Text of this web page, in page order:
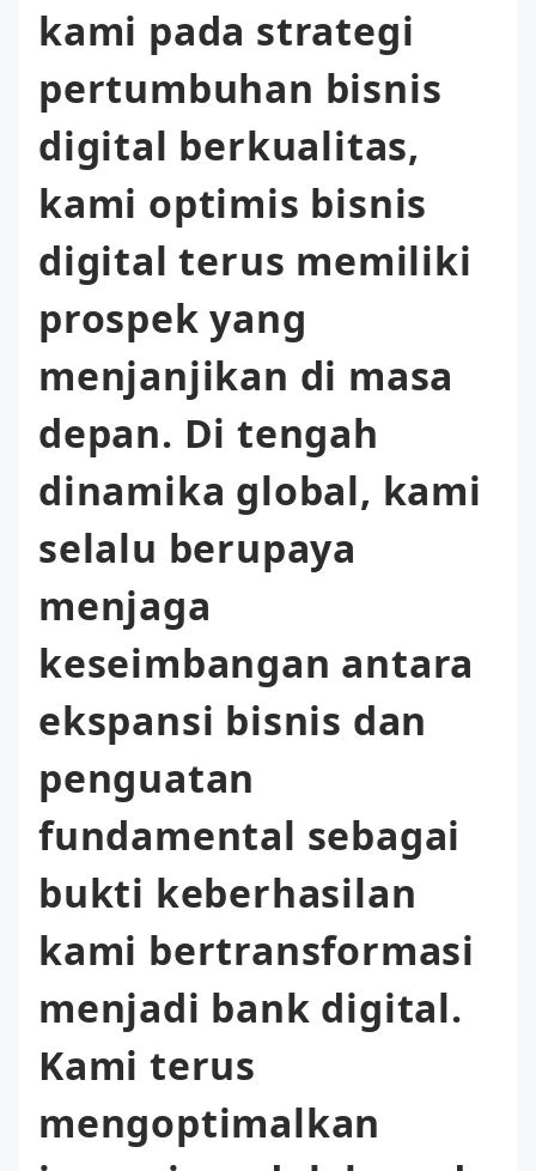
kami pada strategi
pertumbuhan bisnis
digital berkualitas,
kami optimis bisnis
digital terus memiliki
prospek yang
menjanjikan di masa
depan. Di tengah
dinamika global, kami
selalu berupaya
menjaga
keseimbangan antara
ekspansi bisnis dan
penguatan
fundamental sebagai
bukti keberhasilan
kami bertransformasi
menjadi bank digital.
Kami terus
mengoptimalkan